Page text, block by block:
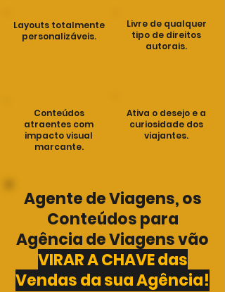
Layouts totalmente
personalizáveis.
Livre de qualquer
tipo de direitos
autorais.
Conteúdos
atraentes com
impacto visual
marcante.
Ativa o desejo e a
curiosidade dos
viajantes.
Agente de Viagens, os
Conteúdos para
Agência de Viagens vão
VIRAR A CHAVE das
Vendas da sua Agência!